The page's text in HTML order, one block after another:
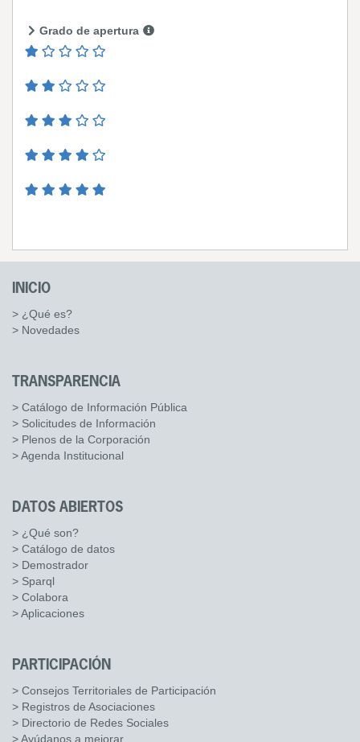
Grado de apertura
INICIO
> ¿Qué es?
> Novedades
TRANSPARENCIA
> Catálogo de Información Pública
> Solicitudes de Información
> Plenos de la Corporación
> Agenda Institucional
DATOS ABIERTOS
> ¿Qué son?
> Catálogo de datos
> Demostrador
> Sparql
> Colabora
> Aplicaciones
PARTICIPACIÓN
> Consejos Territoriales de Participación
> Registros de Asociaciones
> Directorio de Redes Sociales
> Ayúdanos a mejorar